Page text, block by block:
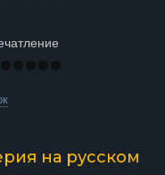
на русском